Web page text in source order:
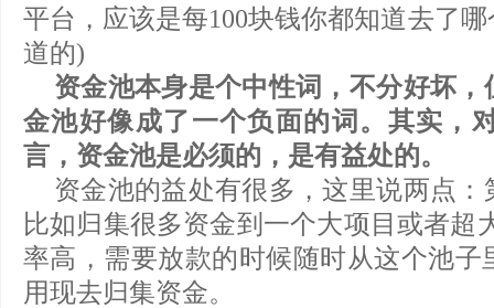
平台，应该是每100块钱你都知道去了
道的)
资金池本身是个中性词，不分好坏
金池好像成了一个负面的词。其实，
言，资金池是必须的，是有益处的。
资金池的益处有很多，这里说两点
比如归集很多资金到一个大项目或者超
率高，需要放款的时候随时从这个池子
用现去归集资金。